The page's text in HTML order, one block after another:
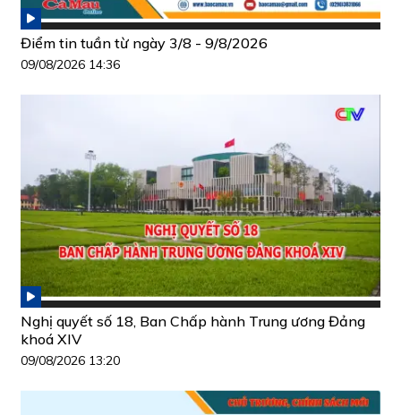
Điểm tin tuần từ ngày 3/8 - 9/8/2026
09/08/2026 14:36
Nghị quyết số 18, Ban Chấp hành Trung ương Đảng
khoá XIV
09/08/2026 13:20